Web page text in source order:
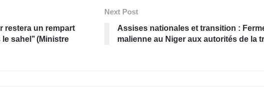
restera un rempart
sahel’’ (Ministre
Next Post
Assises nationales et transition :
malienne au Niger aux autorités de la